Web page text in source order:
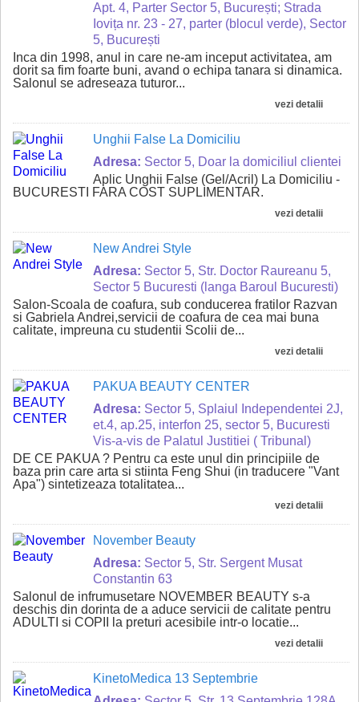
Apt. 4, Parter Sector 5, București; Strada
Iovița nr. 23 - 27, parter (blocul verde), Sector
5, București
Inca din 1998, anul in care ne-am inceput activitatea, am
dorit sa fim foarte buni, avand o echipa tanara si dinamica.
Salonul se adreseaza tuturor...
vezi detalii
Unghii False La Domiciliu
Adresa: Sector 5, Doar la domiciliul clientei
Aplic Unghii False (Gel/Acril) La Domiciliu -
BUCURESTI FARA COST SUPLIMENTAR.
vezi detalii
New Andrei Style
Adresa: Sector 5, Str. Doctor Raureanu 5,
Sector 5 Bucuresti (langa Baroul Bucuresti)
Salon-Scoala de coafura, sub conducerea fratilor Razvan
si Gabriela Andrei,servicii de coafura de cea mai buna
calitate, impreuna cu studentii Scolii de...
vezi detalii
PAKUA BEAUTY CENTER
Adresa: Sector 5, Splaiul Independentei 2J,
et.4, ap.25, interfon 25, sector 5, Bucuresti
Vis-a-vis de Palatul Justitiei ( Tribunal)
DE CE PAKUA ? Pentru ca este unul din principiile de
baza prin care arta si stiinta Feng Shui (in traducere "Vant
Apa") sintetizeaza totalitatea...
vezi detalii
November Beauty
Adresa: Sector 5, Str. Sergent Musat
Constantin 63
Salonul de infrumusetare NOVEMBER BEAUTY s-a
deschis din dorinta de a aduce servicii de calitate pentru
ADULTI si COPII la preturi acesibile intr-o locatie...
vezi detalii
KinetoMedica 13 Septembrie